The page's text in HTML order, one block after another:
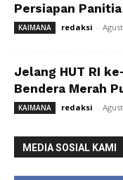
Persiapan
KAIMANA redaksi -
Jelang HUT RI
Bendera Merah
KAIMANA redaksi -
MEDIA SOSIAL KAMI